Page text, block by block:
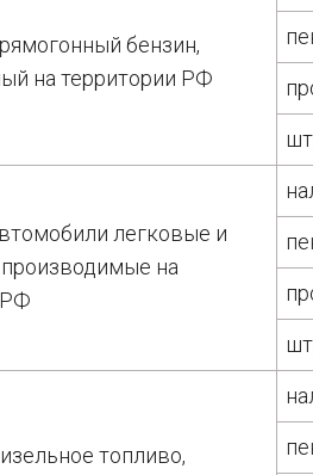
бензин,
на территории РФ
легковые и
на
РФ
топливо,